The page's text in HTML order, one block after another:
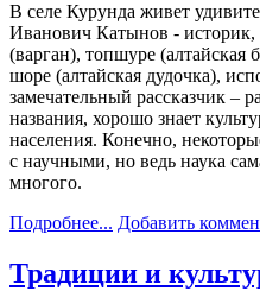
В селе Курунда живет
Иванович Катынов - историк,
(варган), топшуре (алтайская
шоре (алтайская дудочка),
замечательный рассказчик –
названия, хорошо знает
населения. Конечно,
с научными, но ведь наука
многого.
Подробнее... Добавить
Традиции и